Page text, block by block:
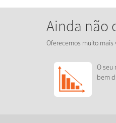
Ainda não
Oferecemos muito mais
O seu
bem